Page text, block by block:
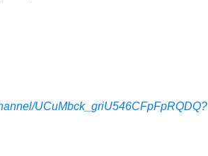
UCuMbck_griU546CFpFpRQDQ?